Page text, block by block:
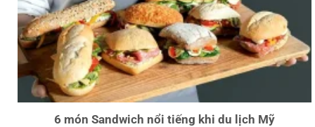
6 món Sandwich nổi tiếng khi du lịch Mỹ